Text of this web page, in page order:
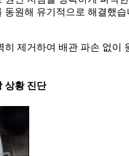
동원해 유기적으로 해결했습
제거하여 배관 파손 없이
상황 진단